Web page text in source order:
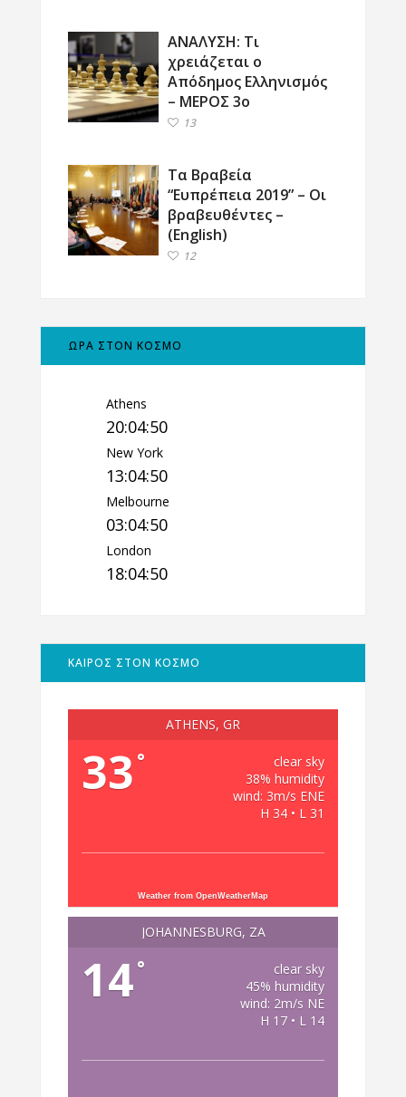
ΑΝΑΛΥΣΗ: Τι
χρειάζεται ο
Απόδημος Ελληνισμός
– ΜΕΡΟΣ 3ο
13
Τα Βραβεία
“Ευπρέπεια 2019” – Οι
βραβευθέντες –
(English)
12
ΩΡΑ ΣΤΟΝ ΚΟΣΜΟ
Athens
20:04:51
New York
13:04:51
Melbourne
03:04:51
London
18:04:51
ΚΑΙΡΟΣ ΣΤΟΝ ΚΟΣΜΟ
ATHENS, GR
33 °
clear sky
38% humidity
wind: 3m/s ENE
H 34 • L 31
Weather from OpenWeatherMap
JOHANNESBURG, ZA
14°
clear sky
45% humidity
wind: 2m/s NE
H 17 • L 14